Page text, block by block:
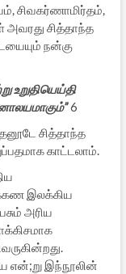
சிவகர்ணாமிர்தம்,
அவரது சித்தாந்த
நன்கு
உறுதியெய்தி
6
சித்தாந்த
காட்டலாம்.
இலக்கிய
அரிய
என்;று இந்நூலின்